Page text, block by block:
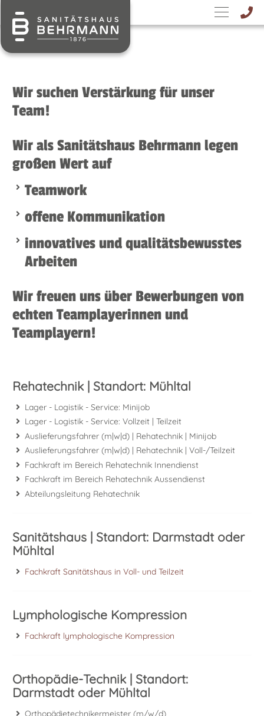
Wir suchen Verstärkung für unser
Team!
Wir als Sanitätshaus Behrmann legen
großen Wert auf
Teamwork
offene Kommunikation
innovatives und qualitätsbewusstes
Arbeiten
Wir freuen uns über Bewerbungen von
echten Teamplayerinnen und
Teamplayern!
Rehatechnik | Standort: Mühltal
Lager - Logistik - Service: Minijob
Lager - Logistik - Service: Vollzeit | Teilzeit
Auslieferungsfahrer (m|w|d) | Rehatechnik | Minijob
Auslieferungsfahrer (m|w|d) | Rehatechnik | Voll-/Teilzeit
Fachkraft im Bereich Rehatechnik Innendienst
Fachkraft im Bereich Rehatechnik Aussendienst
Abteilungsleitung Rehatechnik
Sanitätshaus | Standort: Darmstadt oder
Mühltal
Fachkraft Sanitätshaus in Voll- und Teilzeit
Lymphologische Kompression
Fachkraft lymphologische Kompression
Orthopädie-Technik | Standort:
Darmstadt oder Mühltal
Orthopädietechnikermeister (m/w/d)